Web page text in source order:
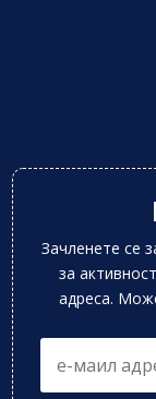
Зачленете се
за
адреса.